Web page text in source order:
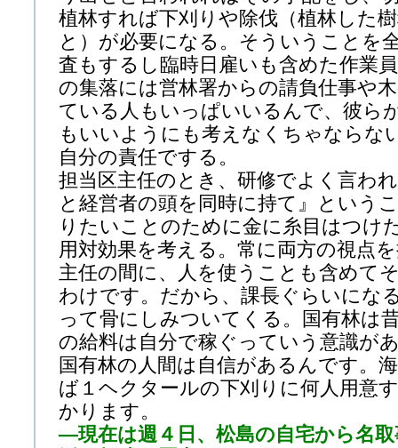
植林すれば下刈りや除伐（植林した
と）が必要になる。そういうことを
査もするし臨時日雇いも含めた作業
の集落には営林署からの請負仕事や
ている人もいっぱいいるんで、彼ら
もいいようにも考えなくちゃならな
自分の責任でする。
担当区主任のとき、研修でよく言わ
と経営者の頭を同時に持て』という
りたいことのために金に糸目はつけ
用対効果を考える。常に両方の視点
主任の間に、人を使うことも含めて
わけです。だから、課長ぐらいにな
って骨にしみついてくる。国有林は
の給料は自分で稼ぐっていう意識が
国有林の人間は自信があるんです。
ば１ヘクタールの下刈りに何人用意
かります。
—現在は週４日、松島の自宅から名